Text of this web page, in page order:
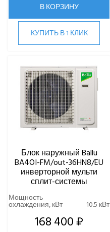
В КОРЗИНУ
КУПИТЬ В 1 КЛИК
Блок наружный Ballu
BA4OI-FM/out-36HN8/EU
инверторной мульти
сплит-системы
Мощность
охлаждения, кВт 10.5 кВт
168 400 ₽